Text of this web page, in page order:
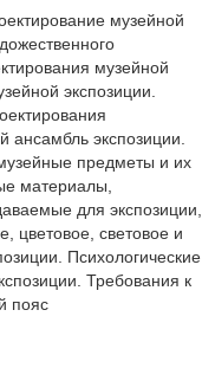
музейной
музейной
экспозиции.
ансамбль экспозиции.
предметы и их
материалы,
для экспозиции,
цветовое, световое и
Психологические
Требования к
пояс